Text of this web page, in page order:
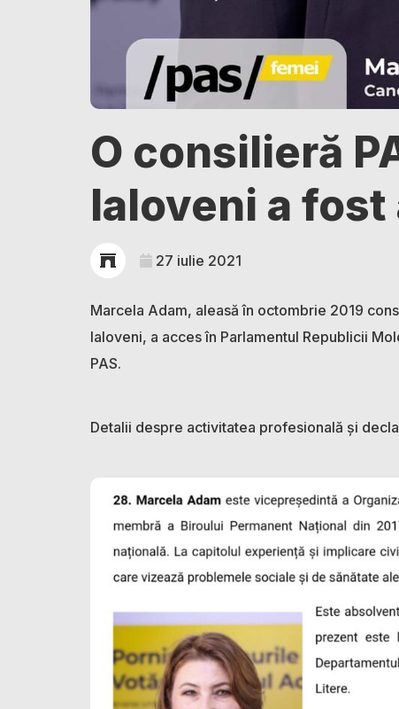
O consilieră
Ialoveni a
27 iulie 2021
Marcela Adam, aleasă în octombrie 2019
Ialoveni, a acces în Parlamentul Republicii
PAS.
Detalii despre activitatea profesională și